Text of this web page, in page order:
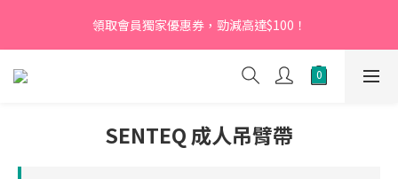
【新會員】即日起至2026月12月31日，首次下單輸入優惠碼
「NEW95」即可享95折
領取會員獨家優惠券，勁減高達$100！
【新會員】即日起至2026月12月31日，首次下單輸入優惠碼
「NEW95」即可享95折
SENTEQ 成人吊臂帶